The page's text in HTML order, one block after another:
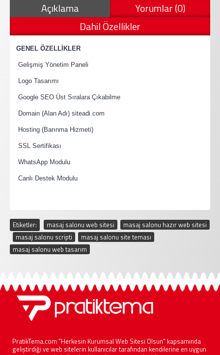
Açıklama
Yorumlar (0)
Dahil Özellikler
GENEL ÖZELLİKLER
Gelişmiş Yönetim Paneli
Logo Tasarımı
Google SEO Üst Sıralara Çıkabilme
Domain (Alan Adı) siteadi.com
Hosting (Barınma Hizmeti)
SSL Sertifikası
WhatsApp Modulu
Canlı Destek Modulu
Etiketler: masaj salonu web sitesi
masaj salonu hazır web sitesi
masaj salonu scripti masaj salonu site teması
masaj salonu web tasarım
PratikTema.com "Herkesin Kurumsal Web Sitesi Olsun" kapsamında
geliştirdiği ve web sitelerin kullanıcılar tarafından kendilerine en uygun